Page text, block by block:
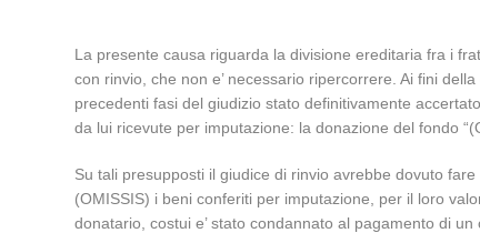
La presente causa riguarda la divisione ereditaria fra i
con rinvio, che non e’ necessario ripercorrere. Ai fini
precedenti fasi del giudizio stato definitivamente
da lui ricevute per imputazione: la donazione del fondo
Su tali presupposti il giudice di rinvio avrebbe dovuto
(OMISSIS) i beni conferiti per imputazione, per il loro
donatario, costui e’ stato condannato al pagamento di